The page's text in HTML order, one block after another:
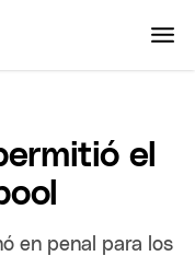
el
en penal para los